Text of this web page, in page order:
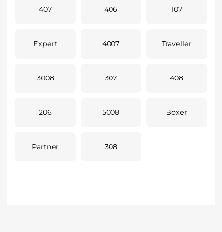
407 406 107
Expert 4007 Traveller
3008 307 408
206 5008 Boxer
Partner 308